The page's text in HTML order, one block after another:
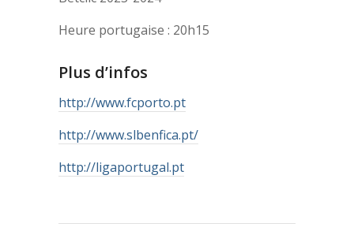
Heure portugaise : 20h15
Plus d’infos
http://www.fcporto.pt
http://www.slbenfica.pt/
http://ligaportugal.pt